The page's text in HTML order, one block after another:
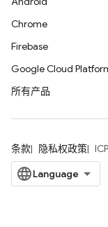
Chrome
Firebase
Google Cloud
所有产品
条款 隐私权政策